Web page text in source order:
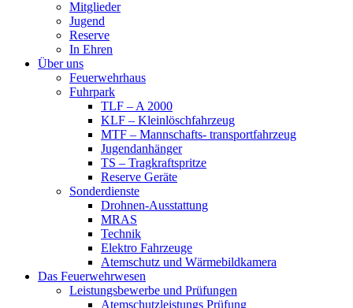
Mitglieder
Jugend
Reserve
In Ehren
Über uns
Feuerwehrhaus
Fuhrpark
TLF – A 2000
KLF – Kleinlöschfahrzeug
MTF – Mannschafts- transportfahrzeug
Jugendanhänger
TS – Tragkraftspritze
Reserve Geräte
Sonderdienste
Drohnen-Ausstattung
MRAS
Technik
Elektro Fahrzeuge
Atemschutz und Wärmebildkamera
Das Feuerwehrwesen
Leistungsbewerbe und Prüfungen
Atemschutzleistungs Prüfung